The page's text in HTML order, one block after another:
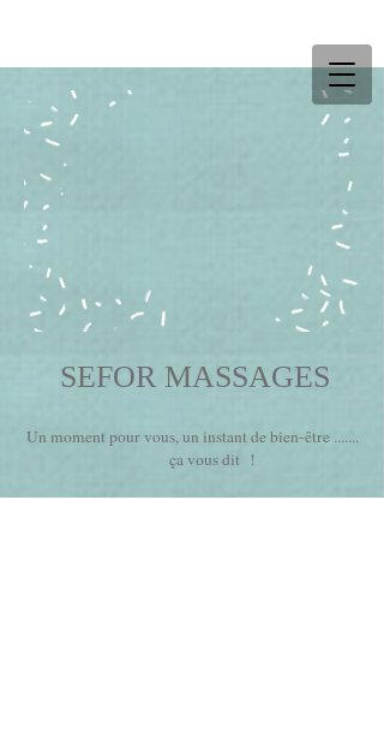
SEFOR MASSAGES
Un moment pour vous, un instant de bien-être .......
ça vous dit !